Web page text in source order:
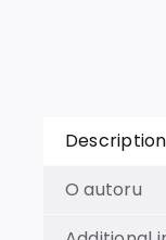
Description
O autoru